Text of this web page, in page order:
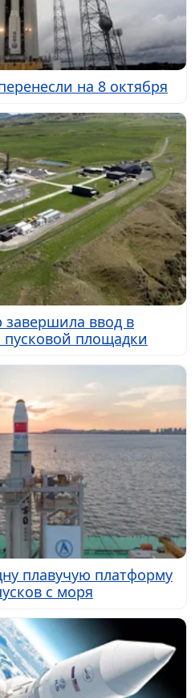
на 8 октября
завершила ввод в
площадки
плавучую платформу
с моря